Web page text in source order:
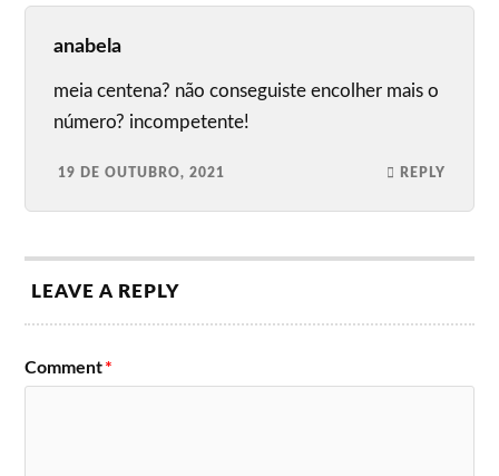
anabela
meia centena? não conseguiste encolher mais o
número? incompetente!
19 DE OUTUBRO, 2021 REPLY
LEAVE A REPLY
Comment*